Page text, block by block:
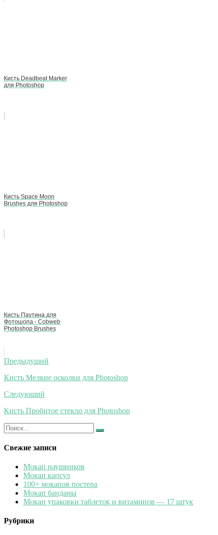
Кисть Deadbeat Marker
для Photoshop
Кисть Space Moon
Brushes для Photoshop
Кисть Паутина для
Фотошопа - Cobweb
Photoshop Brushes
Навигация
по
записям
Предыдущий
Кисть Мелкие осколки для Photoshop
Следующий
Кисть Пробитое стекло для Photoshop
Искать:
Найти
Свежие записи
Мокап наушников
Мокап капсул
100+ мокапов постера
Мокап банданы
Мокап упаковки таблеток и витаминов — 17 штук
Рубрики